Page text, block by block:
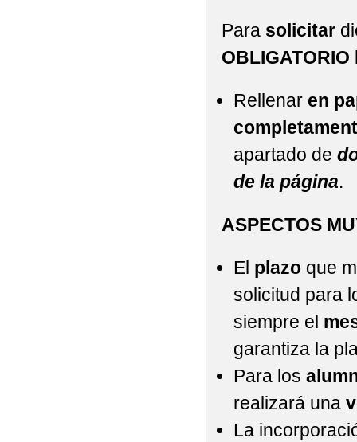
Para solicitar
OBLIGATORIO
Rellenar en
apartado de
de la página.
ASPECTOS
El plazo que
solicitud para
siempre el
garantiza la
Para los
realizará una
La